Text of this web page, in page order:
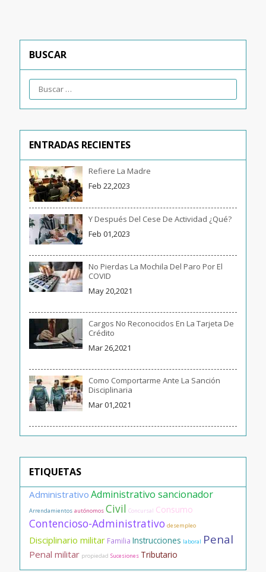
BUSCAR
ENTRADAS RECIENTES
Refiere La Madre
Feb 22,2023
Y Después Del Cese De Actividad ¿qué?
Feb 01,2023
No Pierdas La Mochila Del Paro Por El
COVID
May 20,2021
Cargos No Reconocidos En La Tarjeta De
Crédito
Mar 26,2021
Como Comportarme Ante La Sanción
Disciplinaria
Mar 01,2021
ETIQUETAS
Administrativo Administrativo sancionador
Arrendamientos autónomos Civil Concursal Consumo
Contencioso-Administrativo desempleo
Disciplinario militar Familia Instrucciones laboral Penal
Penal militar propiedad Sucesiones Tributario